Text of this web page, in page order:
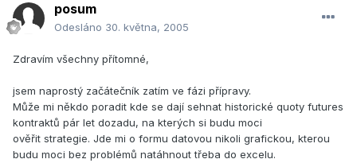
posum
Odesláno 30. května, 2005
Zdravím všechny přítomné,
jsem naprostý začátečník zatím ve fázi přípravy.
Může mi někdo poradit kde se dají sehnat historické quoty futures
kontraktů pár let dozadu, na kterých si budu moci
ověřit strategie. Jde mi o formu datovou nikoli grafickou, kterou
budu moci bez problémů natáhnout třeba do excelu.